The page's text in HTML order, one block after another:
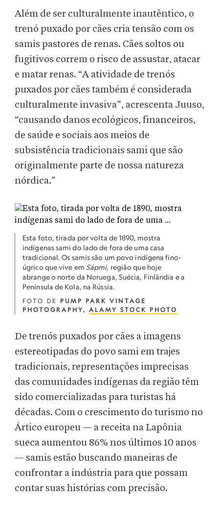
Além de ser culturalmente inautêntico, o
trenó puxado por cães cria tensão com os
samis pastores de renas. Cães soltos ou
fugitivos correm o risco de assustar, atacar
e matar renas. “A atividade de trenós
puxados por cães também é considerada
culturalmente invasiva”, acrescenta Juuso,
“causando danos ecológicos, financeiros,
de saúde e sociais aos meios de
subsistência tradicionais sami que são
originalmente parte de nossa natureza
nórdica.”
Esta foto, tirada por volta de 1890, mostra
indígenas sami do lado de fora de uma casa
tradicional. Os samis são um povo indígena fino-
úgrico que vive em Sápmi, região que hoje
abrange o norte da Noruega, Suécia, Finlândia e a
Península de Kola, na Rússia.
FOTO DE PUMP PARK VINTAGE
PHOTOGRAPHY, ALAMY STOCK PHOTO
De trenós puxados por cães a imagens
estereotipadas do povo sami em trajes
tradicionais, representações imprecisas
das comunidades indígenas da região têm
sido comercializadas para turistas há
décadas. Com o crescimento do turismo no
Ártico europeu — a receita na Lapônia
sueca aumentou 86% nos últimos 10 anos
— samis estão buscando maneiras de
confrontar a indústria para que possam
contar suas histórias com precisão.